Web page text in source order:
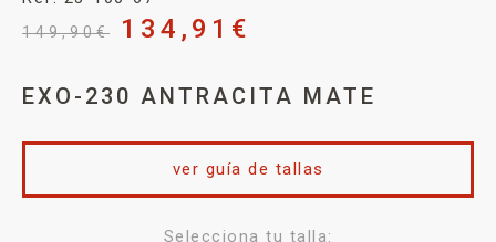
149,90€ 134,91 €
EXO-230 ANTRACITA MATE
Selecciona tu talla:
ver guía de tallas